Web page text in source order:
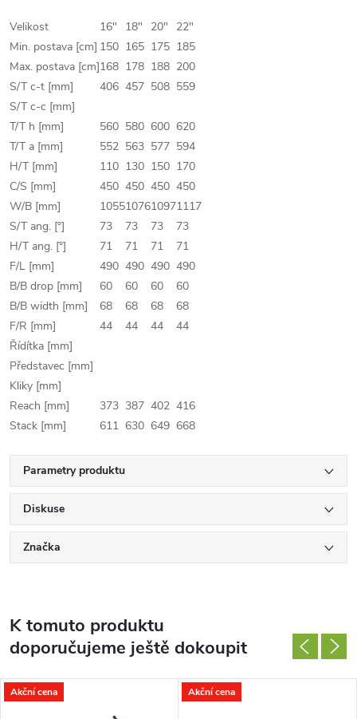
Velikost 16" 18" 20"
22"
Min. postava [cm] 150 165 175 185
Max. postava [cm]168 178 188 200
S/T c-t [mm]
406 457 508 559
S/T c-c [mm]
T/T h [mm]
560 580 600 620
T/T a [mm]
552 563 577 594
H/T [mm]
110 130 150 170
C/S [mm]
450 450 450 450
W/B [mm]
1055107610971117
S/T ang. [°]
73 73 73
73
H/T ang. [°]
71 71 71
71
F/L [mm]
490 490 490 490
B/B drop [mm]
60 60 60
60
B/B width [mm]
68 68 68
68
F/R [mm]
44 44 44
44
Řídítka [mm]
Představec [mm]
Kliky [mm]
Reach [mm]
373 387 402 416
Stack [mm]
611 630 649 668
Parametry produktu
Diskuse
Značka
K tomuto produktu
doporučujeme ještě dokoupit
Akční cena Akční cena